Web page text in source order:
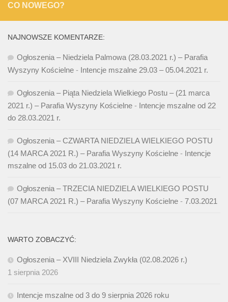
CO NOWEGO?
NAJNOWSZE KOMENTARZE:
Ogłoszenia – Niedziela Palmowa (28.03.2021 r.) – Parafia
Wyszyny Kościelne - Intencje mszalne 29.03 – 05.04.2021 r.
Ogłoszenia – Piąta Niedziela Wielkiego Postu – (21 marca
2021 r.) – Parafia Wyszyny Kościelne - Intencje mszalne od 22
do 28.03.2021 r.
Ogłoszenia – CZWARTA NIEDZIELA WIELKIEGO POSTU
(14 MARCA 2021 R.) – Parafia Wyszyny Kościelne - Intencje
mszalne od 15.03 do 21.03.2021 r.
Ogłoszenia – TRZECIA NIEDZIELA WIELKIEGO POSTU
(07 MARCA 2021 R.) – Parafia Wyszyny Kościelne - 7.03.2021
WARTO ZOBACZYĆ:
Ogłoszenia – XVIII Niedziela Zwykła (02.08.2026 r.)
1 sierpnia 2026
Intencje mszalne od 3 do 9 sierpnia 2026 roku